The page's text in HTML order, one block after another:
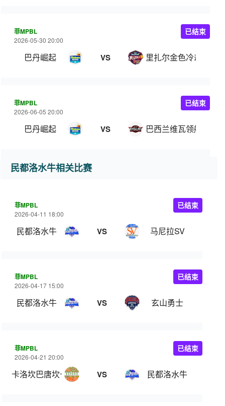
菲MPBL
2026-05-30 20:00
巴丹崛起 VS 里扎尔金色冷却器
已结束
菲MPBL
2026-06-05 20:00
巴丹崛起 VS 巴西兰维瓦领航
已结束
民都洛水牛相关比赛
菲MPBL
2026-04-11 18:00
民都洛水牛 VS 马尼拉SV
已结束
菲MPBL
2026-04-17 15:00
民都洛水牛 VS 玄山勇士
已结束
菲MPBL
2026-04-21 20:00
卡洛坎巴唐坎卡洛 VS 民都洛水牛
已结束